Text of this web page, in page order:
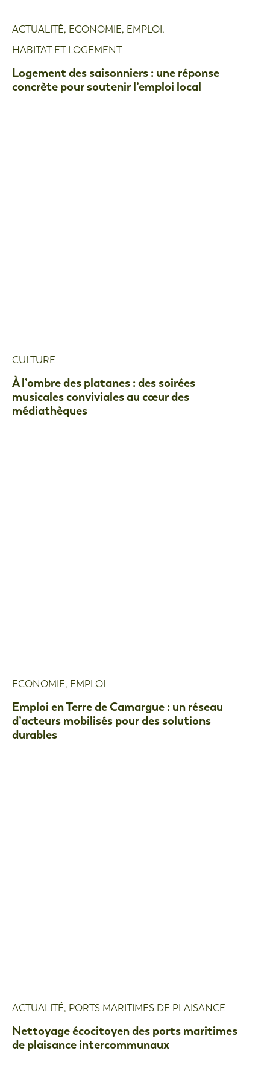
ACTUALITÉ, ECONOMIE, EMPLOI,
HABITAT ET LOGEMENT
Logement des saisonniers : une réponse
concrète pour soutenir l’emploi local
CULTURE
À l’ombre des platanes : des soirées
musicales conviviales au cœur des
médiathèques
ECONOMIE, EMPLOI
Emploi en Terre de Camargue : un réseau
d’acteurs mobilisés pour des solutions
durables
ACTUALITÉ, PORTS MARITIMES DE PLAISANCE
Nettoyage écocitoyen des ports maritimes
de plaisance intercommunaux